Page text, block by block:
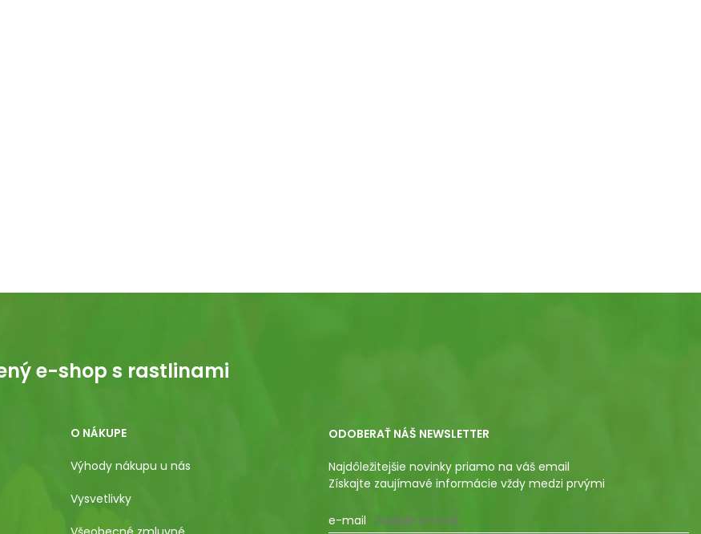
e-shop s rastlinami
O NÁKUPE
Výhody nákupu u nás
Vysvetlivky
ODOBERAŤ NÁŠ NEWSLETTER
Najdôležitejšie novinky priamo na váš email
Získajte zaujímavé informácie vždy medzi prvými
e-mail